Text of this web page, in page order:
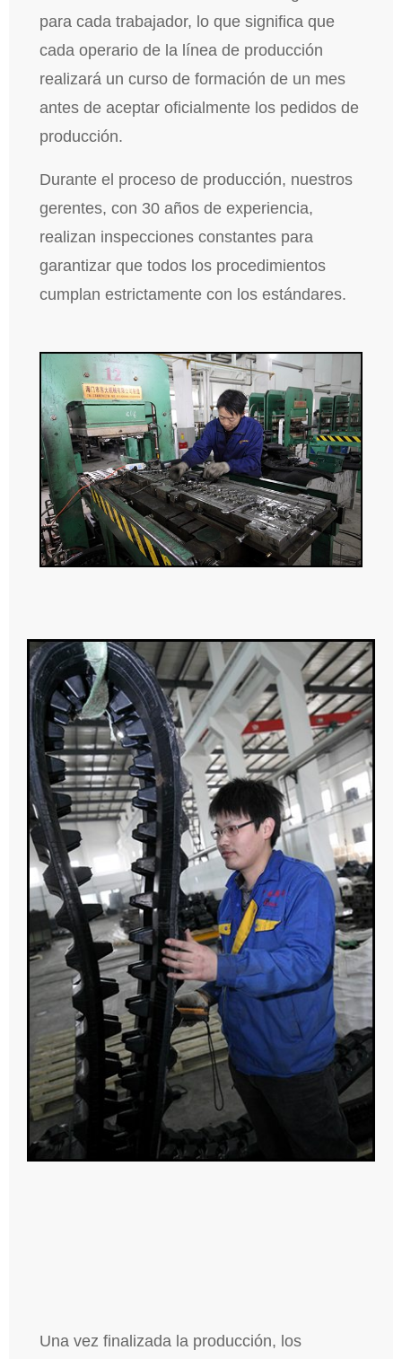
para cada trabajador, lo que significa que
cada operario de la línea de producción
realizará un curso de formación de un mes
antes de aceptar oficialmente los pedidos de
producción.
Durante el proceso de producción, nuestros
gerentes, con 30 años de experiencia,
realizan inspecciones constantes para
garantizar que todos los procedimientos
cumplan estrictamente con los estándares.
Una vez finalizada la producción, los